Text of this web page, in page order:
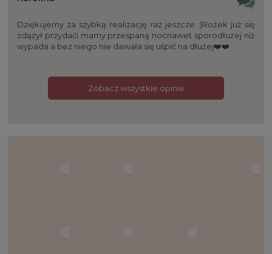
Dziękujemy za szybką realizację raz jeszcze :)Rożek już się
zdążył przydaći mamy przespaną nocnawet sporodłużej niż
wypada a bez niego nie dawała się uśpić na dłużej❤️❤️
Zobacz wszystkie opinie